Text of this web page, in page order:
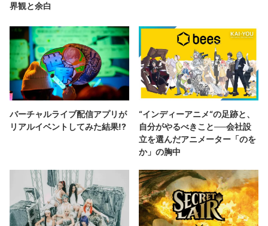
界観と余白
バーチャルライブ配信アプリが
リアルイベントしてみた結果!?
“インディーアニメ“の足跡と、
自分がやるべきこと──会社設
立を選んだアニメーター「のを
か」の胸中